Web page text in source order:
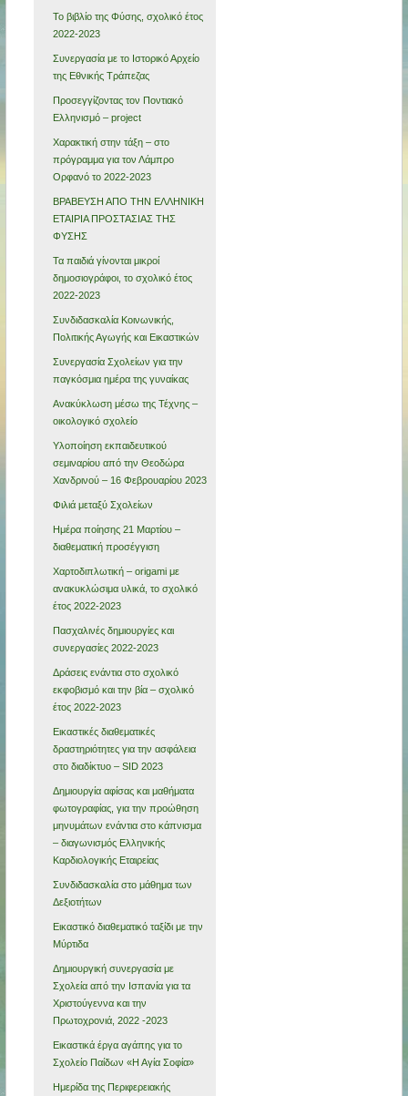
Το βιβλίο της Φύσης, σχολικό έτος
2022-2023
Συνεργασία με το Ιστορικό Αρχείο
της Εθνικής Τράπεζας
Προσεγγίζοντας τον Ποντιακό
Ελληνισμό – project
Χαρακτική στην τάξη – στο
πρόγραμμα για τον Λάμπρο
Ορφανό το 2022-2023
ΒΡΑΒΕΥΣΗ ΑΠΟ ΤΗΝ ΕΛΛΗΝΙΚΗ
ΕΤΑΙΡΙΑ ΠΡΟΣΤΑΣΙΑΣ ΤΗΣ
ΦΥΣΗΣ
Τα παιδιά γίνονται μικροί
δημοσιογράφοι, το σχολικό έτος
2022-2023
Συνδιδασκαλία Κοινωνικής,
Πολιτικής Αγωγής και Εικαστικών
Συνεργασία Σχολείων για την
παγκόσμια ημέρα της γυναίκας
Ανακύκλωση μέσω της Τέχνης –
οικολογικό σχολείο
Υλοποίηση εκπαιδευτικού
σεμιναρίου από την Θεοδώρα
Χανδρινού – 16 Φεβρουαρίου 2023
Φιλιά μεταξύ Σχολείων
Ημέρα ποίησης 21 Μαρτίου –
διαθεματική προσέγγιση
Χαρτοδιπλωτική – origami με
ανακυκλώσιμα υλικά, το σχολικό
έτος 2022-2023
Πασχαλινές δημιουργίες και
συνεργασίες 2022-2023
Δράσεις ενάντια στο σχολικό
εκφοβισμό και την βία – σχολικό
έτος 2022-2023
Εικαστικές διαθεματικές
δραστηριότητες για την ασφάλεια
στο διαδίκτυο – SID 2023
Δημιουργία αφίσας και μαθήματα
φωτογραφίας, για την προώθηση
μηνυμάτων ενάντια στο κάπνισμα
– διαγωνισμός Ελληνικής
Καρδιολογικής Εταιρείας
Συνδιδασκαλία στο μάθημα των
Δεξιοτήτων
Εικαστικό διαθεματικό ταξίδι με την
Μύρτιδα
Δημιουργική συνεργασία με
Σχολεία από την Ισπανία για τα
Χριστούγεννα και την
Πρωτοχρονιά, 2022 -2023
Εικαστικά έργα αγάπης για το
Σχολείο Παίδων «Η Αγία Σοφία»
Ημερίδα της Περιφερειακής